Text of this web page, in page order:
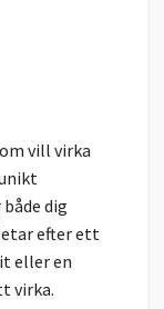
vill virka
dig
efter ett
eller en
virka.